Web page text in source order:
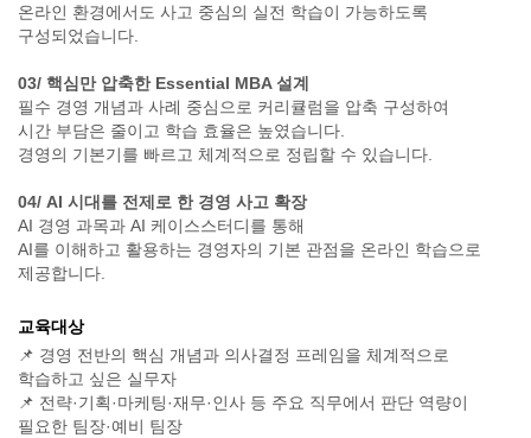
온라인 환경에서도 사고 중심의 실전 학습이 가능하도록
구성되었습니다.
03/ 핵심만 압축한 Essential MBA 설계
필수 경영 개념과 사례 중심으로 커리큘럼을 압축 구성하여
시간 부담은 줄이고 학습 효율은 높였습니다.
경영의 기본기를 빠르고 체계적으로 정립할 수 있습니다.
04/ AI 시대를 전제로 한 경영 사고 확장
AI 경영 과목과 AI 케이스스터디를 통해
AI를 이해하고 활용하는 경영자의 기본 관점을 온라인 학습으로
제공합니다.
교육대상
📌 경영 전반의 핵심 개념과 의사결정 프레임을 체계적으로
학습하고 싶은 실무자
📌 전략·기획·마케팅·재무·인사 등 주요 직무에서 판단 역량이
필요한 팀장·예비 팀장